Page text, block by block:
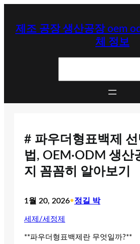
제조 공장 생산공장 oem
체 정보
# 파우더형표백제
법, OEM·ODM 생산
지 꼼꼼히 알아보기
1월 20, 2026•정길 박
세제/세정제
**파우더형표백제란 무엇일까?**